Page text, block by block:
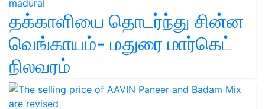
தக்காளியை தொடர்ந்து சின்ன
வெங்காயம்- மதுரை மார்கெட்
நிலவரம்